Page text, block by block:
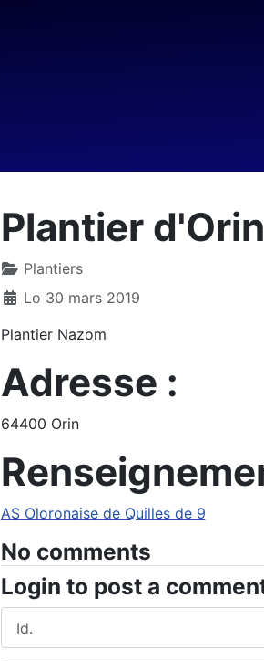
Plantier d'Orin
Plantiers
Lo 30 mars 2019
Plantier Nazom
Adresse :
64400 Orin
AS Oloronaise de Quilles de 9
No comments
Login to post a